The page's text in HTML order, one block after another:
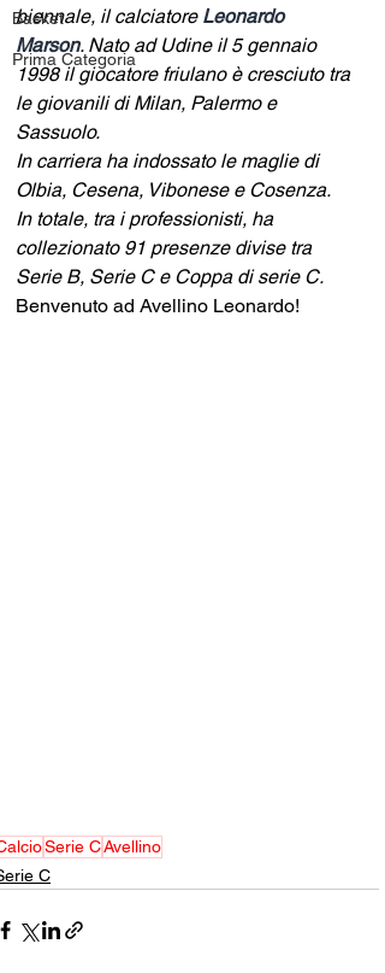
Basket
Prima Categoria
biennale, il calciatore Leonardo
Marson. Nato ad Udine il 5 gennaio
1998 il giocatore friulano è cresciuto tra
le giovanili di Milan, Palermo e
Sassuolo.
In carriera ha indossato le maglie di
Olbia, Cesena, Vibonese e Cosenza.
In totale, tra i professionisti, ha
collezionato 91 presenze divise tra
Serie B, Serie C e Coppa di serie C.
Benvenuto ad Avellino Leonardo!
Serie CAvellino
C